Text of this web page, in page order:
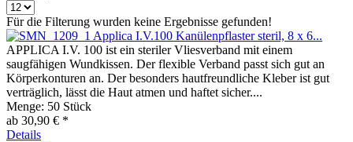
Für die Filterung wurden keine Ergebnisse gefunden!
Applica I.V.100 Kanülenpflaster steril, 8 x 6...
APPLICA I.V. 100 ist ein steriler Vliesverband mit einem
saugfähigen Wundkissen. Der flexible Verband passt sich gut an
Körperkonturen an. Der besonders hautfreundliche Kleber ist gut
verträglich, lässt die Haut atmen und haftet sicher....
Menge: 50 Stück
ab 30,90 € *
Details